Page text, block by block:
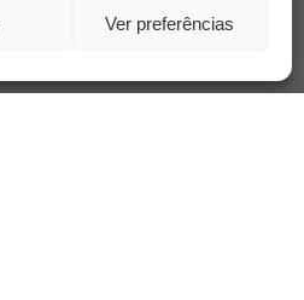
Ver preferências
relato